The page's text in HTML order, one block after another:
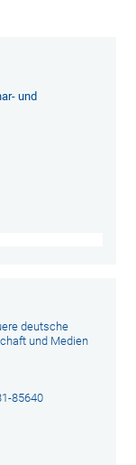
und
deutsche
und Medien
85640